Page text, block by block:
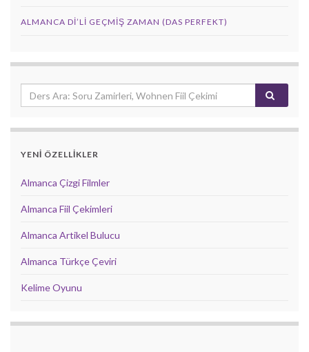
ALMANCA DI’LI GEÇMIŞ ZAMAN (DAS PERFEKT)
YENİ ÖZELLİKLER
Almanca Çizgi Filmler
Almanca Fiil Çekimleri
Almanca Artikel Bulucu
Almanca Türkçe Çeviri
Kelime Oyunu